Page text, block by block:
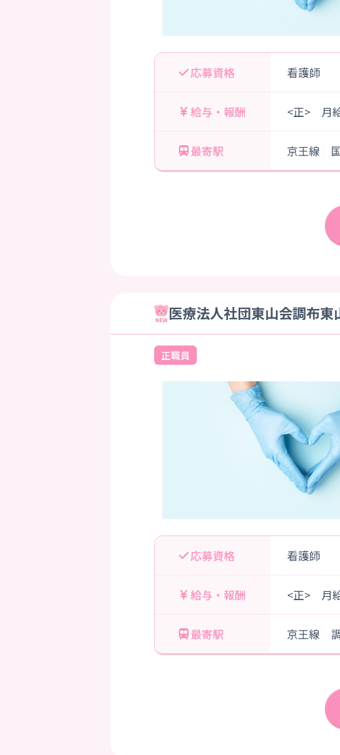
応募資格 看護師
給与・報酬 <正> 月
最寄駅 京王線
医療法人社団東山会調布
正職員
応募資格 看護師
給与・報酬 <正> 月
最寄駅 京王線